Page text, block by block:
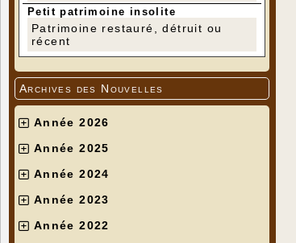
Petit patrimoine insolite
Patrimoine restauré, détruit ou
récent
Archives des Nouvelles
Année 2026
Année 2025
Année 2024
Année 2023
Année 2022